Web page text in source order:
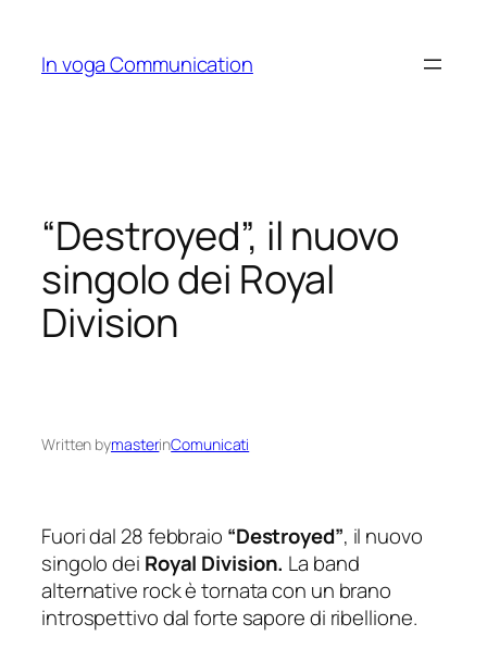
content
In voga Communication
“Destroyed”, il nuovo
singolo dei Royal
Division
Written bymasterinComunicati
Fuori dal 28 febbraio “Destroyed”, il nuovo
singolo dei Royal Division. La band
alternative rock è tornata con un brano
introspettivo dal forte sapore di ribellione.